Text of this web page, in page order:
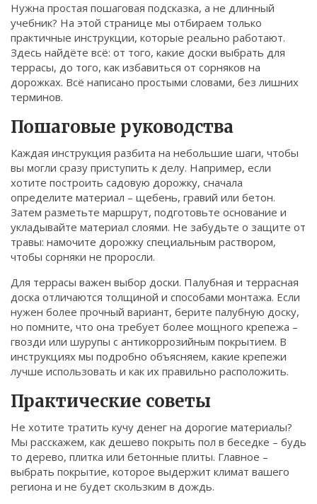
Условия использования
Политика конфиденциальности
ФЗ-152
Связаться
© 2026. Все права защищены.
Нужна простая пошаговая подсказка, а не длинный
учебник? На этой странице мы отбираем только
практичные инструкции, которые реально работают.
Здесь найдёте всё: от того, какие доски выбрать для
террасы, до того, как избавиться от сорняков на
дорожках. Всё написано простыми словами, без лишних
терминов.
Пошаговые руководства
Каждая инструкция разбита на небольшие шаги, чтобы
вы могли сразу приступить к делу. Например, если
хотите построить садовую дорожку, сначала
определите материал – щебень, гравий или бетон.
Затем разметьте маршрут, подготовьте основание и
укладывайте материал слоями. Не забудьте о защите от
травы: намочите дорожку специальным раствором,
чтобы сорняки не проросли.
Для террасы важен выбор доски. Палубная и террасная
доска отличаются толщиной и способами монтажа. Если
нужен более прочный вариант, берите палубную доску,
но помните, что она требует более мощного крепежа –
гвозди или шурупы с антикоррозийным покрытием. В
инструкциях мы подробно объясняем, какие крепежи
лучше использовать и как их правильно расположить.
Практические советы
Не хотите тратить кучу денег на дорогие материалы?
Мы расскажем, как дешево покрыть пол в беседке – будь
то дерево, плитка или бетонные плиты. Главное –
выбрать покрытие, которое выдержит климат вашего
региона и не будет скользким в дождь.